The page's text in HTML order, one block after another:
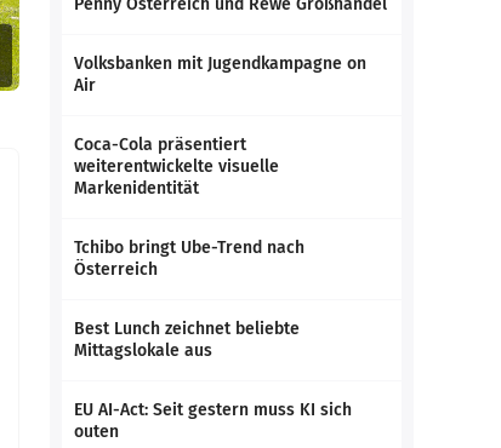
Penny Österreich und Rewe Großhandel
Volksbanken mit Jugendkampagne on
Air
Coca-Cola präsentiert
weiterentwickelte visuelle
Markenidentität
Tchibo bringt Ube-Trend nach
Österreich
Best Lunch zeichnet beliebte
Mittagslokale aus
EU AI-Act: Seit gestern muss KI sich
outen